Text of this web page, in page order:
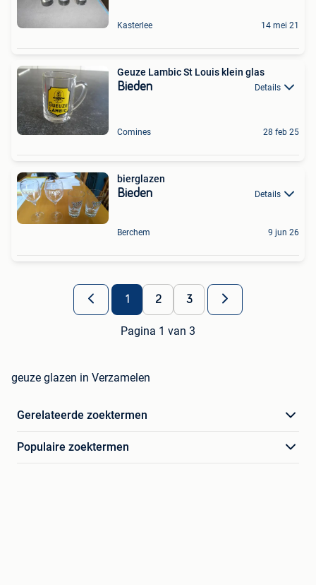
Kasterlee 14 mei 21
Geuze Lambic St Louis klein glas
Bieden Details
Comines 28 feb 25
bierglazen
Bieden Details
Berchem 9 jun 26
1 2 3
Pagina 1 van 3
geuze glazen in Verzamelen
Gerelateerde zoektermen
Populaire zoektermen